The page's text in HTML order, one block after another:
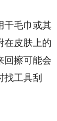
干毛巾或其
在皮肤上的
回擦可能会
工具刮